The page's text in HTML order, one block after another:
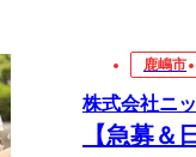
鹿嶋市
株式会社ニ
【急募＆